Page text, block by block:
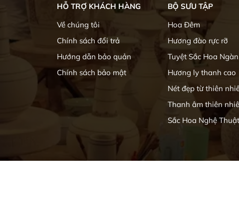
HỖ TRỢ KHÁCH HÀNG
Về chúng tôi
Chính sách đổi trả
Hướng dẫn bảo quản
Chính sách bảo mật
BỘ SƯU TẬP
Hoa Đêm
Hương đào rực rỡ
Tuyệt Sắc Hoa Ngàn
Hương ly thanh cao
Nét đẹp từ thiên
Thanh âm thiên
Sắc Hoa Nghệ Thuật